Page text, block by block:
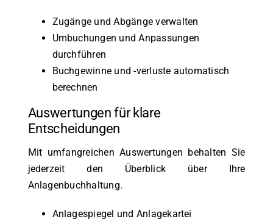
Zugänge und Abgänge verwalten
Umbuchungen und Anpassungen
durchführen
Buchgewinne und -verluste automatisch
berechnen
Auswertungen für klare
Entscheidungen
Mit umfangreichen Auswertungen behalten Sie
jederzeit den Überblick über Ihre
Anlagenbuchhaltung.
Anlagespiegel und Anlagekartei